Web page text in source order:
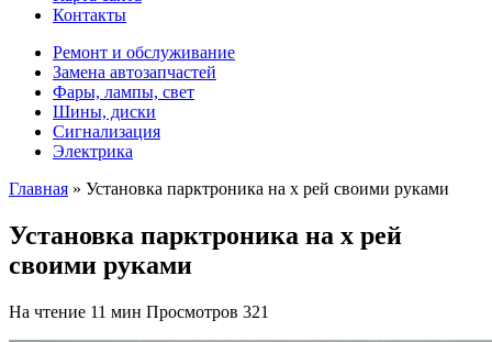
Контакты
Ремонт и обслуживание
Замена автозапчастей
Фары, лампы, свет
Шины, диски
Сигнализация
Электрика
Главная » Установка парктроника на х рей своими руками
Установка парктроника на х рей
своими руками
На чтение 11 мин Просмотров 321